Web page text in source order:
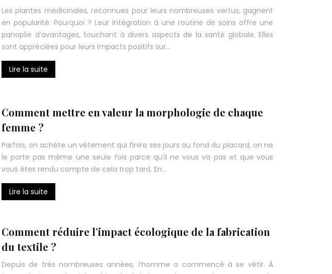
Les plantes médicinales, reconnues pour leurs nombreuses vertus, gagnent
en popularité. Pourquoi ? Leur intégration à une routine de soins offre une
panoplie d’avantages, touchant à divers aspects de la santé globale. Elles
sont appréciées pour leurs impacts positifs sur…
Lire la suite
Comment mettre en valeur la morphologie de chaque
femme ?
Parfois, on achète un vêtement qui finira ses jours au fond du placard, on ne
le porte pas même une seule fois parce qu’il ne vous va pas et que vous
vous êtes rendu compte de cela trop tard. En…
Lire la suite
Comment réduire l’impact écologique de la fabrication
du textile ?
Depuis de très nombreuses années, l’homme a commencé à se vêtir. À